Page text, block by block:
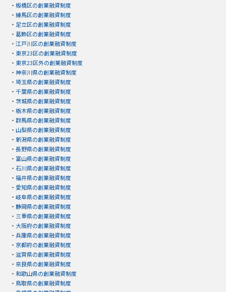
・ 板橋区の創業融資制度
・ 練馬区の創業融資制度
・ 足立区の創業融資制度
・ 葛飾区の創業融資制度
・ 江戸川区の創業融資制度
・ 東京23区の創業融資制度
・ 東京23区外の創業融資制度
・ 神奈川県の創業融資制度
・ 埼玉県の創業融資制度
・ 千葉県の創業融資制度
・ 茨城県の創業融資制度
・ 栃木県の創業融資制度
・ 群馬県の創業融資制度
・ 山梨県の創業融資制度
・ 新潟県の創業融資制度
・ 長野県の創業融資制度
・ 富山県の創業融資制度
・ 石川県の創業融資制度
・ 福井県の創業融資制度
・ 愛知県の創業融資制度
・ 岐阜県の創業融資制度
・ 静岡県の創業融資制度
・ 三重県の創業融資制度
・ 大阪府の創業融資制度
・ 兵庫県の創業融資制度
・ 京都府の創業融資制度
・ 滋賀県の創業融資制度
・ 奈良県の創業融資制度
・ 和歌山県の創業融資制度
・ 鳥取県の創業融資制度